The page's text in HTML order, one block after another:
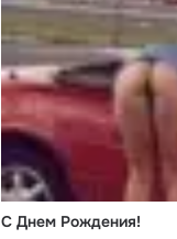
С Днем Рождения!